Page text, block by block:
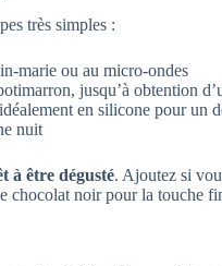
très simples :
marie ou au micro-ondes
jusqu’à obtention
en silicone pour un
nuit
à être dégusté. Ajoutez si
chocolat noir pour la touche